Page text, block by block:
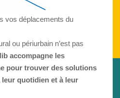
vos déplacements du
ou périurbain n’est pas
accompagne les
pour trouver des solutions
quotidien et à leur